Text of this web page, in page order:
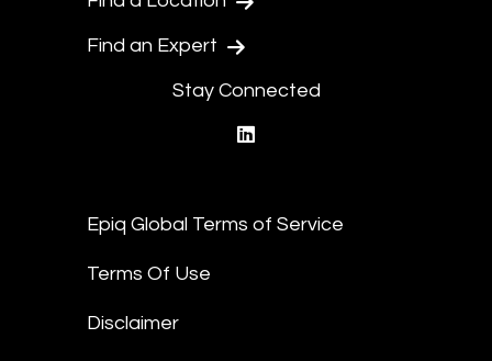
Find an Expert
Stay Connected
Epiq Global Terms of Service
Terms Of Use
Disclaimer